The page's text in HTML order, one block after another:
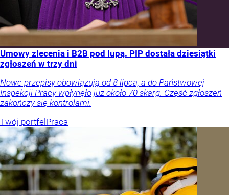
Umowy zlecenia i B2B pod lupą. PIP dostała dziesiątki
zgłoszeń w trzy dni
Nowe przepisy obowiązują od 8 lipca, a do Państwowej
Inspekcji Pracy wpłynęło już około 70 skarg. Część zgłoszeń
zakończy się kontrolami.
Twój portfelPraca